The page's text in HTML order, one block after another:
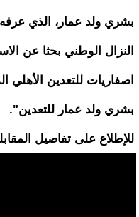
بشري ولد عمار، الذي
النزال الوطني بحثا عن
اصفاريات للتعدين
بشري ولد عمار للتعدين".
للإطلاع على تفاصيل